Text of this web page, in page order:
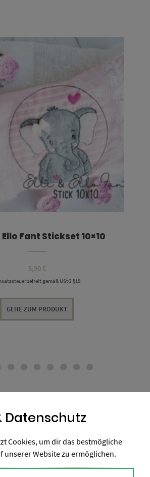
Ello Fant Stickset 10×10
5,90 €
gemäß UStG §19
GEHE ZUM PRODUKT
Datenschutz
Cookies, um dir das bestmögliche
unserer Website zu ermöglichen.